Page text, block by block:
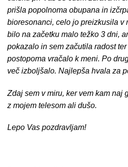
prišla popolnoma obupana in
bioresonanci, celo jo preizkusila v
bilo na začetku malo težko 3 dni,
pokazalo in sem začutila radost
postopoma vračalo k meni. Po
več izboljšalo. Najlepša hvala za
Zdaj sem v miru, ker vem kam naj
z mojem telesom ali dušo.
Lepo Vas pozdravljam!